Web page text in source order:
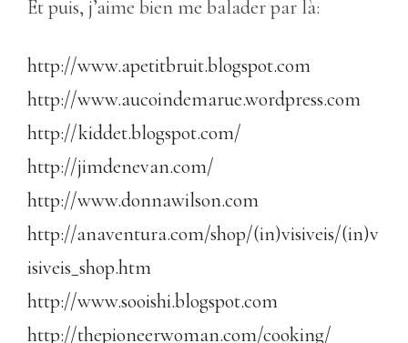
Et puis, j’aime bien me balader par là:
http://www.apetitbruit.blogspot.com
http://www.aucoindemarue.wordpress.com
http://kiddet.blogspot.com/
http://jimdenevan.com/
http://www.donnawilson.com
http://anaventura.com/shop/(in)visiveis/(in)v
isiveis_shop.htm
http://www.sooishi.blogspot.com
http://thepioneerwoman.com/cooking/